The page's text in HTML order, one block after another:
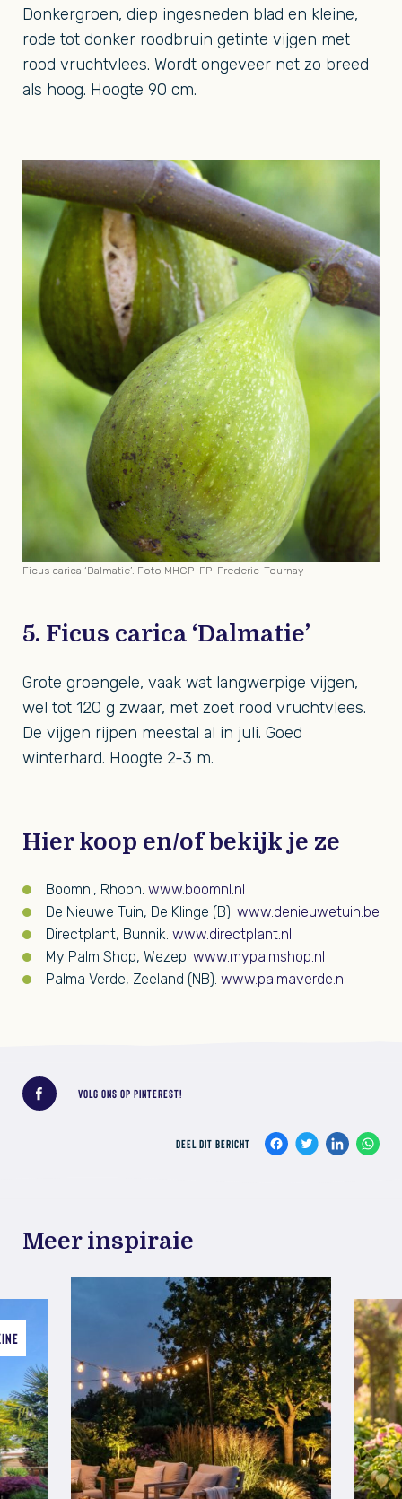
Donkergroen, diep ingesneden blad en kleine,
rode tot donker roodbruin getinte vijgen met
rood vruchtvlees. Wordt ongeveer net zo breed
als hoog. Hoogte 90 cm.
5. Ficus carica ‘Dalmatie’
Grote groengele, vaak wat langwerpige vijgen,
wel tot 120 g zwaar, met zoet rood vruchtvlees.
De vijgen rijpen meestal al in juli. Goed
winterhard. Hoogte 2-3 m.
Ficus carica ‘Dalmatie’. Foto MHGP-FP-Frederic-Tournay
Hier koop en/of bekijk je ze
Boomnl, Rhoon. www.boomnl.nl
De Nieuwe Tuin, De Klinge (B). www.denieuwetuin.be
Directplant, Bunnik. www.directplant.nl
My Palm Shop, Wezep. www.mypalmshop.nl
Palma Verde, Zeeland (NB). www.palmaverde.nl
VOLG ONS OP PINTEREST!
DEEL DIT BERICHT
Meer inspiraie